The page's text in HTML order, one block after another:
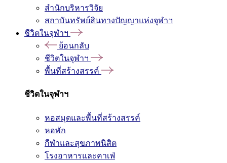
สำนักบริหารวิจัย
สถาบันทรัพย์สินทางปัญญาแห่งจุฬาฯ
ชีวิตในจุฬาฯ
ย้อนกลับ
ชีวิตในจุฬาฯ
พื้นที่สร้างสรรค์
ชีวิตในจุฬาฯ
หอสมุดและพื้นที่สร้างสรรค์
หอพัก
กีฬาและสุขภาพนิสิต
โรงอาหารและคาเฟ่